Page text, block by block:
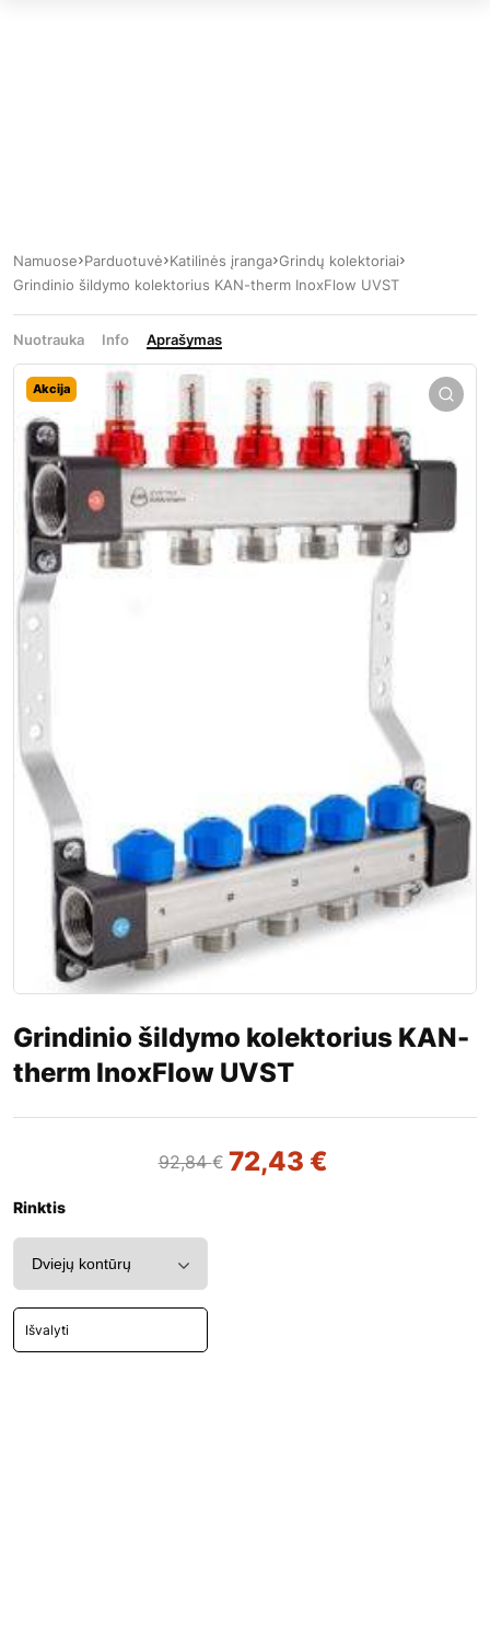
Namuose Parduotuvė Katilinės įranga Grindų kolektoriai
Grindinio šildymo kolektorius KAN-therm InoxFlow UVST
Nuotrauka Info Aprašymas
Akcija
Grindinio šildymo kolektorius KAN-
therm InoxFlow UVST
92,84€ 72,43 €
Rinktis
Išvalyti